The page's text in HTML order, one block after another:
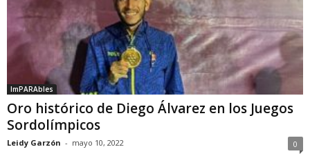
ImPARAbles
Oro histórico de Diego Álvarez en los Juegos
Sordolímpicos
Leidy Garzón - mayo 10, 2022 0